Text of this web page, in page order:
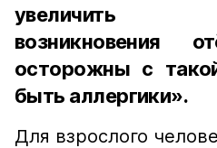
увеличить
возникновения
осторожны с
быть аллергики».
Для взрослого